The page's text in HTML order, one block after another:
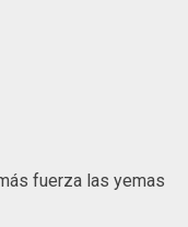
fuerza las yemas